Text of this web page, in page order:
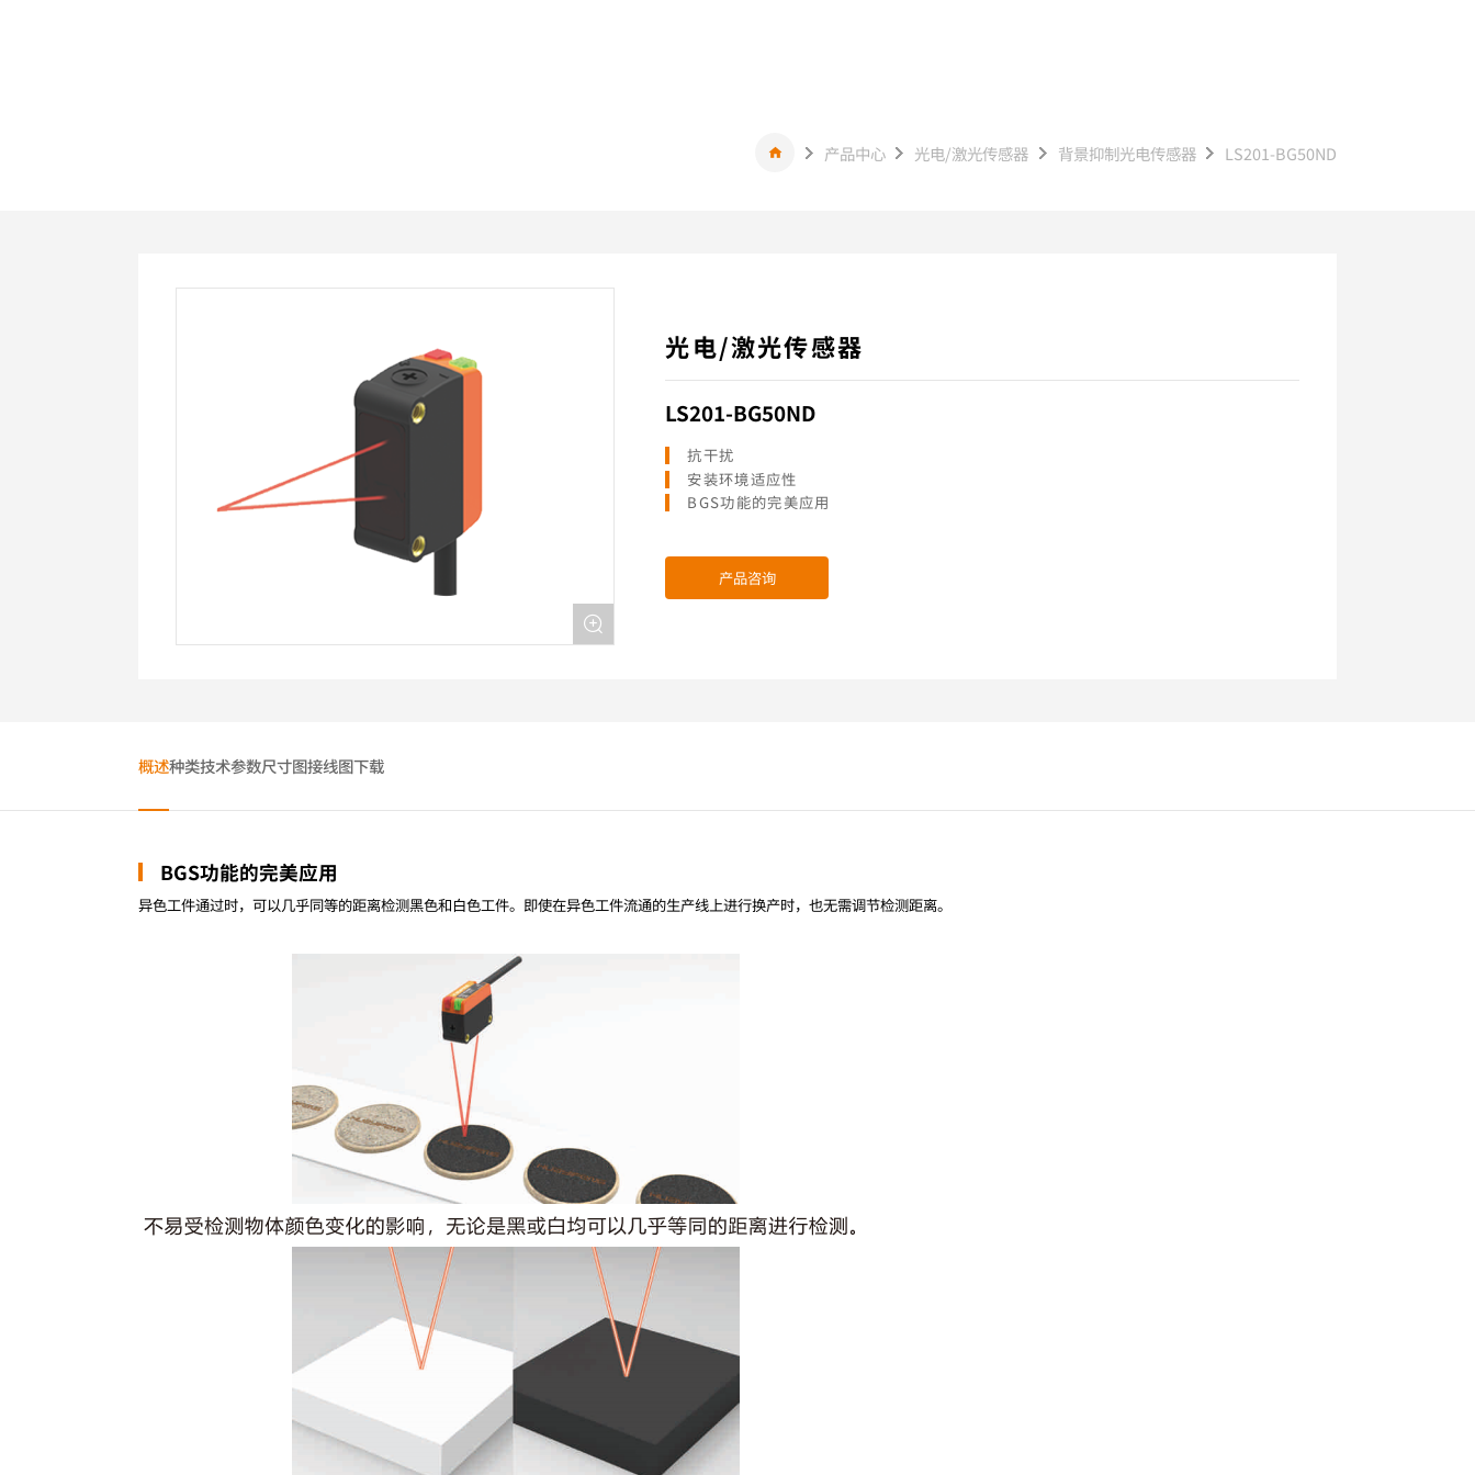
产品中心 光电/激光传感器 背景抑制光电传感器 LS201-BG50ND
光电/激光传感器
LS201-BG50ND
抗干扰
安装环境适应性
BGS功能的完美应用
产品咨询
概述种类技术参数尺寸图接线图下载
BGS功能的完美应用
异色工件通过时，可以几乎同等的距离检测黑色和白色工件。即使在异色工件流通的生产线上进行换产时，也无需调节检测距离。